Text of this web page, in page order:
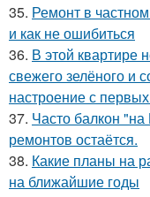
35. Ремонт в
и как не ошибиться
36. В этой квартире
свежего зелёного и
настроение с
37. Часто балкон
ремонтов остаётся.
38. Какие планы на
на ближайшие годы